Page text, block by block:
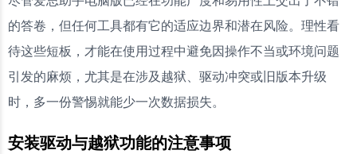
的答卷，但任何工具都有它的适应边界和潜在风险。理性看
待这些短板，才能在使用过程中避免因操作不当或环境问题
引发的麻烦，尤其是在涉及越狱、驱动冲突或旧版本升级
时，多一份警惕就能少一次数据损失。
安装驱动与越狱功能的注意事项